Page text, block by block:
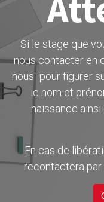
Si le stage que
nous contacter en
nous" pour figurer
le nom et
naissance
En cas de
recontactera par